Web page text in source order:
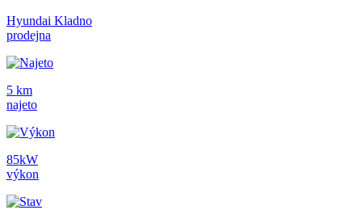
Hyundai Kladno
prodejna
5 km
najeto
85kW
výkon